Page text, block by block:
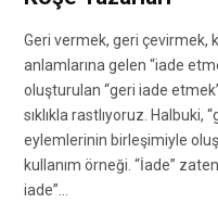
Geri vermek, geri çevirmek,
anlamlarına gelen “iade
oluşturulan “geri iade
sıklıkla rastlıyoruz. Halbuki,
eylemlerinin birleşimiyle
kullanım örneği. “İade”
iade”…